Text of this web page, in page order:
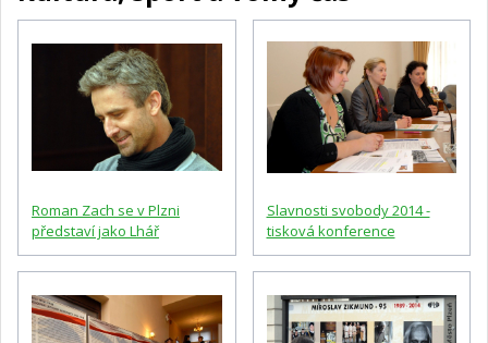
Roman Zach se v Plzni
představí jako Lhář
Slavnosti svobody 2014 -
tisková konference